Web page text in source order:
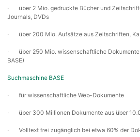
· über 2 Mio. gedruckte Bücher und
Journals, DVDs
· über 200 Mio. Aufsätze aus Zeitschriften,
· über 250 Mio. wissenschaftliche Dokumente
BASE)
Suchmaschine BASE
· für wissenschaftliche Web-Dokumente
· über 300 Millionen Dokumente aus über
· Volltext frei zugänglich bei etwa 60% der